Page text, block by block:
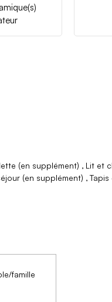
(en supplément) Lit et
(en supplément)
famille